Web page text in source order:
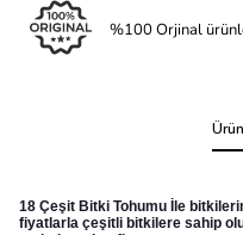
%100 Orjinal
18 Çeşit Bitki Tohumu İle
fiyatlarla çeşitli bitkilere sahip